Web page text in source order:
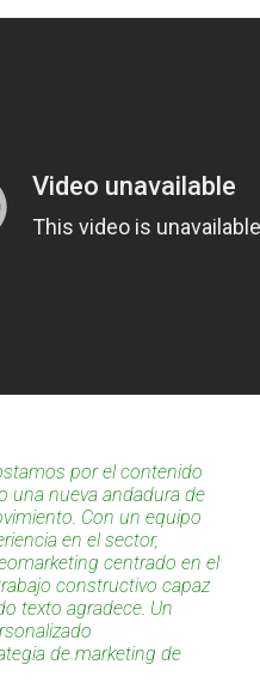
por el contenido
una nueva andadura de
Con un equipo
en el sector,
centrado en el
constructivo capaz
texto agradece. Un
de marketing de